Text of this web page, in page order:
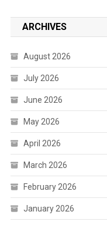
ARCHIVES
August 2026
July 2026
June 2026
May 2026
April 2026
March 2026
February 2026
January 2026